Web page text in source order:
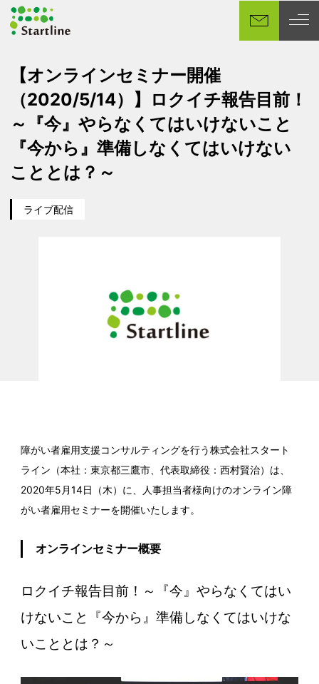
イ
【オンラインセミナー開催
（2020/5/14）】ロクイチ報告目前！
～『今』やらなくてはいけないこと
『今から』準備しなくてはいけない
こととは？～
カテゴリー
ライブ配信
障がい者雇用支援コンサルティングを行う株式会社スタート
ライン（本社：東京都三鷹市、代表取締役：西村賢治）は、
2020年5月14日（木）に、人事担当者様向けのオンライン障
がい者雇用セミナーを開催いたします。
オンラインセミナー概要
ロクイチ報告目前！～『今』やらなくてはい
けないこと『今から』準備しなくてはいけな
いこととは？～